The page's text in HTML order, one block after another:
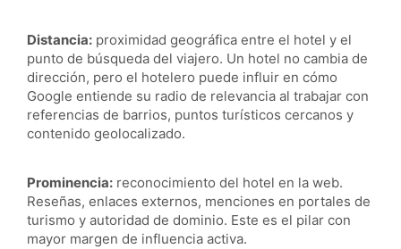
Distancia: proximidad geográfica entre el hotel y el
punto de búsqueda del viajero. Un hotel no cambia de
dirección, pero el hotelero puede influir en cómo
Google entiende su radio de relevancia al trabajar con
referencias de barrios, puntos turísticos cercanos y
contenido geolocalizado.
Prominencia: reconocimiento del hotel en la web.
Reseñas, enlaces externos, menciones en portales de
turismo y autoridad de dominio. Este es el pilar con
mayor margen de influencia activa.